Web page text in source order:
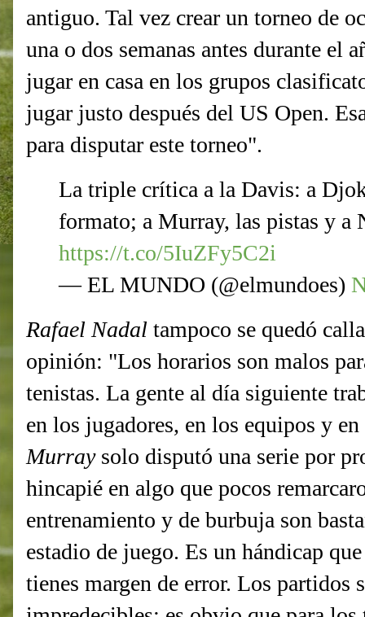
antiguo. Tal vez crear un torneo de
una o dos semanas antes durante el
jugar en casa en los grupos
jugar justo después del US Open.
para disputar este torneo".
La triple crítica a la Davis: a
formato; a Murray, las pistas y a
https://t.co/5IuZFy5C2i
— EL MUNDO (@elmundoes)
Rafael Nadal tampoco se quedó
opinión: "Los horarios son malos
tenistas. La gente al día siguiente
en los jugadores, en los equipos y
Murraysolo disputó una serie por
hincapié en algo que pocos
entrenamiento y de burbuja son
estadio de juego. Es un hándicap
tienes margen de error. Los partidos